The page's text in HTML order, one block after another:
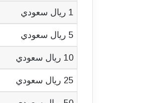
1 ريال سعودي
5 ريال سعودي
10 ريال سعودي
25 ريال سعودي